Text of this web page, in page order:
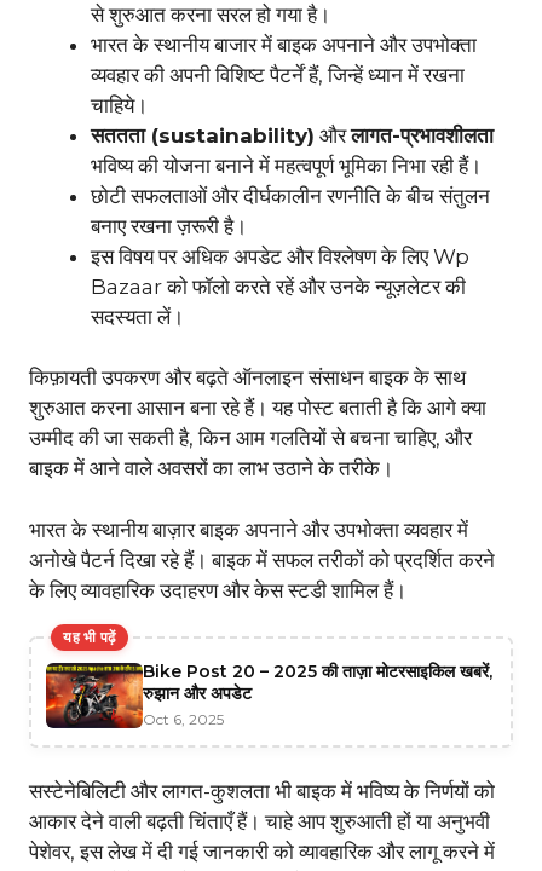
से शुरुआत करना सरल हो गया है।
भारत के स्थानीय बाजार में बाइक अपनाने और उपभोक्ता
व्यवहार की अपनी विशिष्ट पैटर्नें हैं, जिन्हें ध्यान में रखना
चाहिये।
सततता (sustainability) औरलागत-प्रभावशीलता
भविष्य की योजना बनाने में महत्वपूर्ण भूमिका निभा रही हैं।
छोटी सफलताओं और दीर्घकालीन रणनीति के बीच संतुलन
बनाए रखना ज़रूरी है।
इस विषय पर अधिक अपडेट और विश्लेषण के लिए Wp
Bazaar को फॉलो करते रहें और उनके न्यूज़लेटर की
सदस्यता लें।
किफ़ायती उपकरण और बढ़ते ऑनलाइन संसाधन बाइक के साथ
शुरुआत करना आसान बना रहे हैं। यह पोस्ट बताती है कि आगे क्या
उम्मीद की जा सकती है, किन आम गलतियों से बचना चाहिए, और
बाइक में आने वाले अवसरों का लाभ उठाने के तरीके।
भारत के स्थानीय बाज़ार बाइक अपनाने और उपभोक्ता व्यवहार में
अनोखे पैटर्न दिखा रहे हैं। बाइक में सफल तरीकों को प्रदर्शित करने
के लिए व्यावहारिक उदाहरण और केस स्टडी शामिल हैं।
यह भी पढ़ें
Bike Post 20 – 2025 की ताज़ा मोटरसाइकिल खबरें,
रुझान और अपडेट
Oct 6, 2025
सस्टेनेबिलिटी और लागत-कुशलता भी बाइक में भविष्य के निर्णयों को
आकार देने वाली बढ़ती चिंताएँ हैं। चाहे आप शुरुआती हों या अनुभवी
पेशेवर, इस लेख में दी गई जानकारी को व्यावहारिक और लागू करने में